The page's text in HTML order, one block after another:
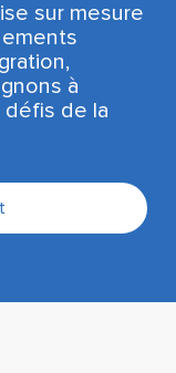
sur mesure
à
de la